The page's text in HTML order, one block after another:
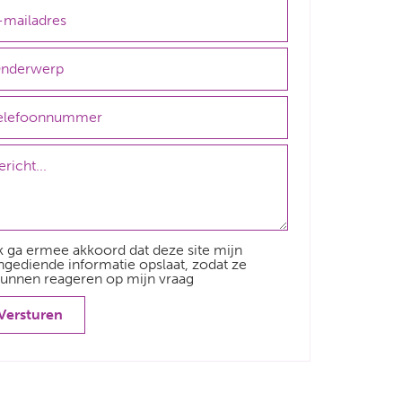
ga ermee akkoord dat deze site mijn
informatie opslaat, zodat ze
reageren op mijn vraag